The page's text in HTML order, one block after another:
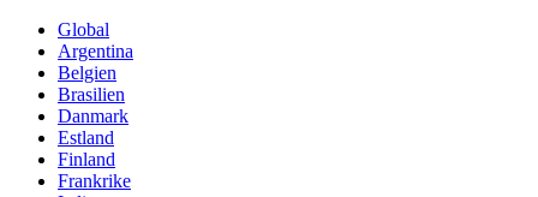
Global
Argentina
Belgien
Brasilien
Danmark
Estland
Finland
Frankrike